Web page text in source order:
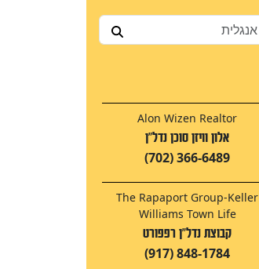
Alon Wizen Realtor
אלון וויזן סוכן נדל"ן
(702) 366-6489
The Rapaport Group-Keller
Williams Town Life
קבוצת נדל"ן רפפורט
(917) 848-1784